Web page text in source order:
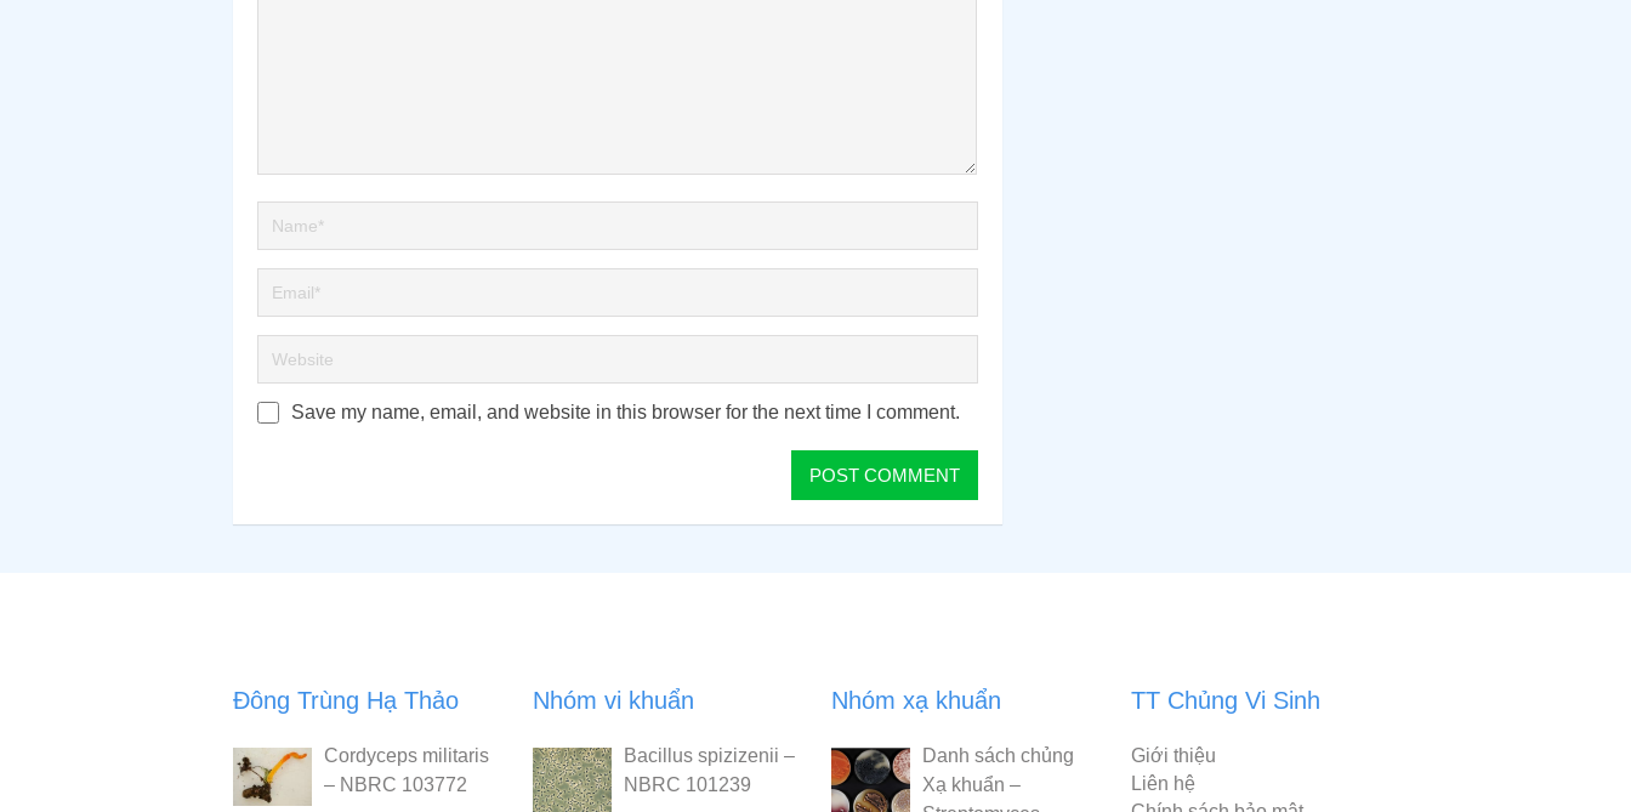
Save my name, email, and website in this browser for the next time I comment.
Đông Trùng Hạ Thảo
Cordyceps militaris
– NBRC 103772
Nhóm vi khuẩn
Bacillus spizizenii –
NBRC 101239
Nhóm xạ khuẩn
Danh sách chủng
Xạ khuẩn –
TT Chủng Vi Sinh
Giới thiệu
Liên hệ